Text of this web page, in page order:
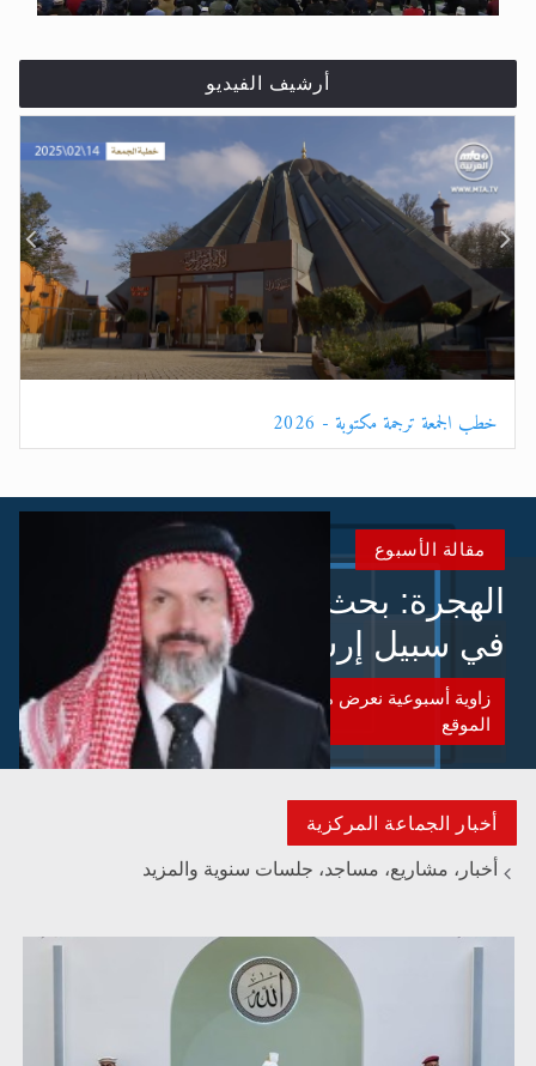
أرشيف الفيديو
خطب الجمعة ترجمة صوتية - 2026
مقالة الأسبوع
الهجرة: بحث عن الأمن والسلام
في سبيل إرساء الأمن والسلام
زاوية أسبوعية نعرض من خلالها المقالات البارزة الواردة الى
الموقع
أخبار الجماعة المركزية
أخبار، مشاريع، مساجد، جلسات سنوية والمزيد